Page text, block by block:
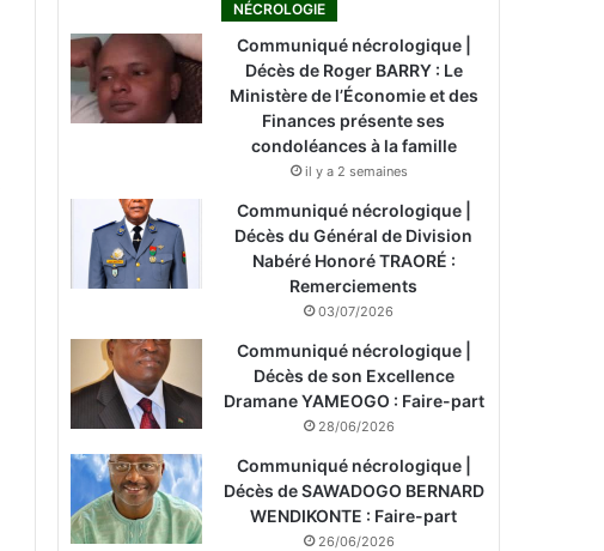
NÉCROLOGIE
Communiqué nécrologique |
Décès de Roger BARRY : Le
Ministère de l’Économie et des
Finances présente ses
condoléances à la famille
il y a 2 semaines
Communiqué nécrologique |
Décès du Général de Division
Nabéré Honoré TRAORÉ :
Remerciements
03/07/2026
Communiqué nécrologique |
Décès de son Excellence
Dramane YAMEOGO : Faire-part
28/06/2026
Communiqué nécrologique |
Décès de SAWADOGO BERNARD
WENDIKONTE : Faire-part
26/06/2026